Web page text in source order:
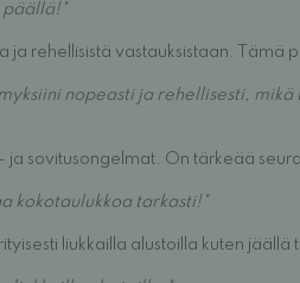
päällä!"
ja rehellisistä vastauksistaan. Tämä
nopeasti ja rehellisesti, mikä
ja sovitusongelmat. On tärkeää
kokotaulukkoa tarkasti!"
liukkailla alustoilla kuten jäällä